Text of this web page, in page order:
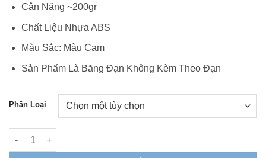
Cân Nặng ~200gr
Chất Liệu Nhựa ABS
Màu Sắc: Màu Cam
Sản Phẩm Là Băng Đạn Không Kèm Theo Đạn
Phân Loại
Băng Đạn Dùng Cho Que Xốp 7.2cm - Lắp Cho Các Dòng